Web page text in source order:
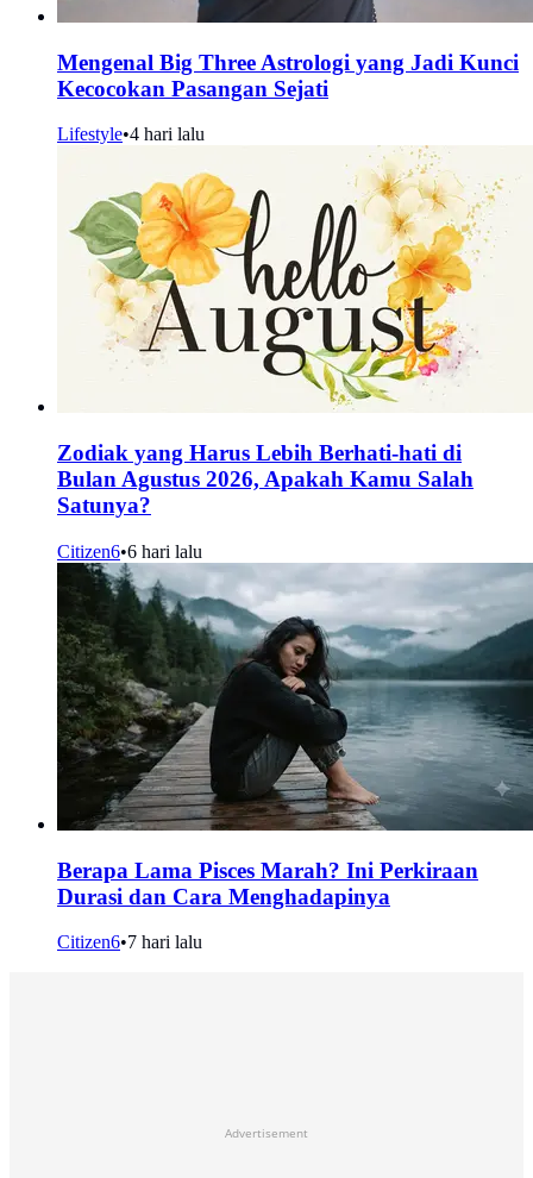
Mengenal Big Three Astrologi yang Jadi Kunci
Kecocokan Pasangan Sejati
Lifestyle•4 hari lalu
Zodiak yang Harus Lebih Berhati-hati di
Bulan Agustus 2026, Apakah Kamu Salah
Satunya?
Citizen6•6 hari lalu
Berapa Lama Pisces Marah? Ini Perkiraan
Durasi dan Cara Menghadapinya
Citizen6•7 hari lalu
Advertisement